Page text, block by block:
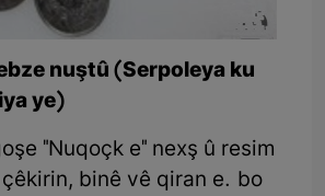
nuştû (Serpoleya ku
ye)
"Nuqoçk e" nexş û resim
binê vê qiran e. bo